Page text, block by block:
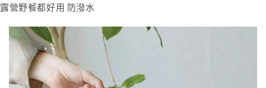
露營野餐都好用 防潑水